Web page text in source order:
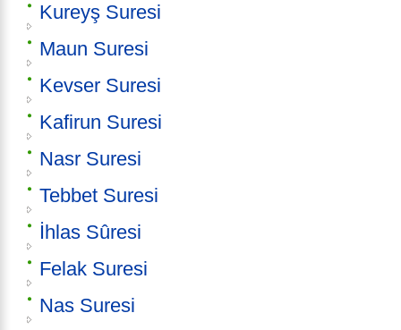
Kureyş Suresi
Maun Suresi
Kevser Suresi
Kafirun Suresi
Nasr Suresi
Tebbet Suresi
İhlas Sûresi
Felak Suresi
Nas Suresi